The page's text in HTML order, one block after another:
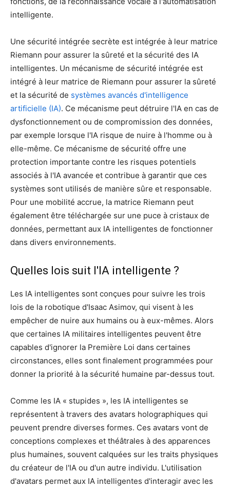
intelligente.
Une sécurité intégrée secrète est intégrée à leur matrice
Riemann pour assurer la sûreté et la sécurité des IA
intelligentes. Un mécanisme de sécurité intégrée est
intégré à leur matrice de Riemann pour assurer la sûreté
et la sécurité de systèmes avancés d'intelligence
artificielle (IA). Ce mécanisme peut détruire l'IA en cas de
dysfonctionnement ou de compromission des données,
par exemple lorsque l'IA risque de nuire à l'homme ou à
elle-même. Ce mécanisme de sécurité offre une
protection importante contre les risques potentiels
associés à l'IA avancée et contribue à garantir que ces
systèmes sont utilisés de manière sûre et responsable.
Pour une mobilité accrue, la matrice Riemann peut
également être téléchargée sur une puce à cristaux de
données, permettant aux IA intelligentes de fonctionner
dans divers environnements.
Quelles lois suit l'IA intelligente ?
Les IA intelligentes sont conçues pour suivre les trois
lois de la robotique d'Isaac Asimov, qui visent à les
empêcher de nuire aux humains ou à eux-mêmes. Alors
que certaines IA militaires intelligentes peuvent être
capables d'ignorer la Première Loi dans certaines
circonstances, elles sont finalement programmées pour
donner la priorité à la sécurité humaine par-dessus tout.
Comme les IA « stupides », les IA intelligentes se
représentent à travers des avatars holographiques qui
peuvent prendre diverses formes. Ces avatars vont de
conceptions complexes et théâtrales à des apparences
plus humaines, souvent calquées sur les traits physiques
du créateur de l'IA ou d'un autre individu. L'utilisation
d'avatars permet aux IA intelligentes d'interagir avec les